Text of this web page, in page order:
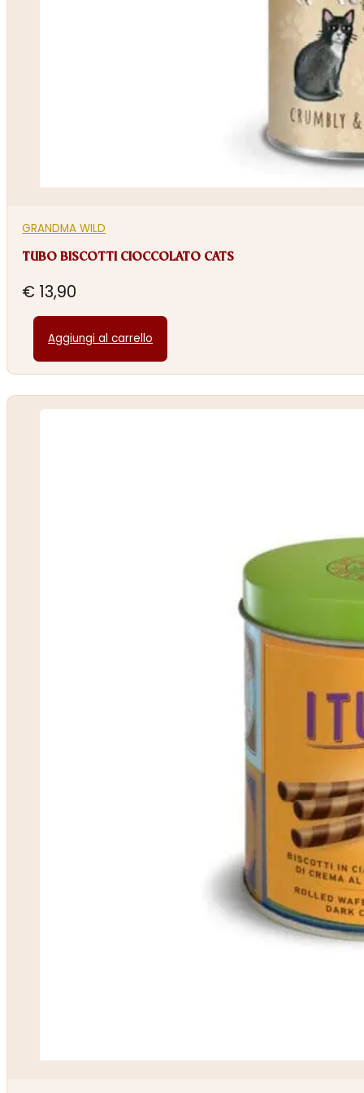
GRANDMA WILD
TUBO BISCOTTI CIOCCOLATO CATS
€ 13,90
Aggiungi al carrello